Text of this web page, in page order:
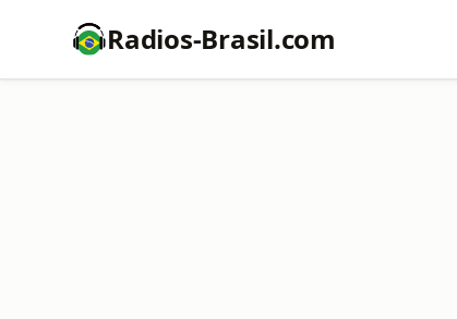
Radios-Brasil.com